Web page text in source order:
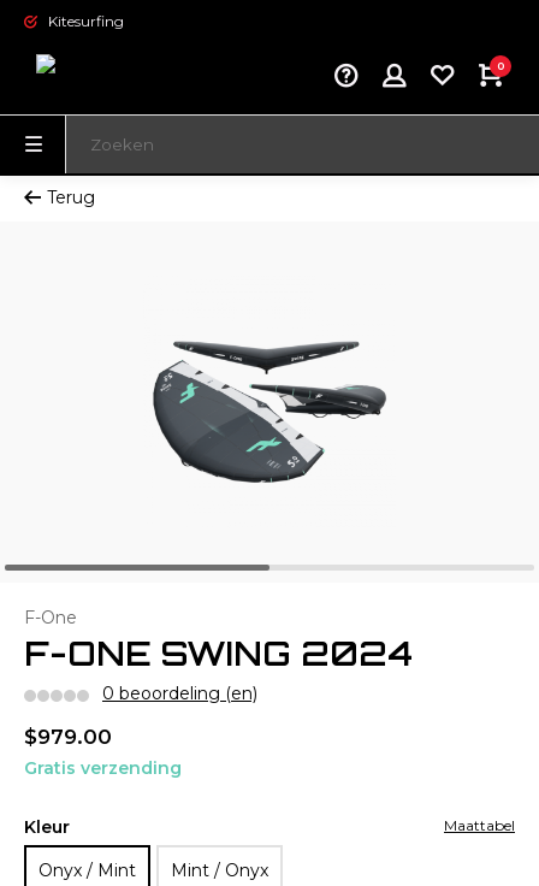
Kitesurfing
0
Terug
F-One
F-ONE SWING 2024
0 beoordeling (en)
$979.00
Gratis verzending
Kleur
Onyx / Mint
Mint / Onyx
Maattabel